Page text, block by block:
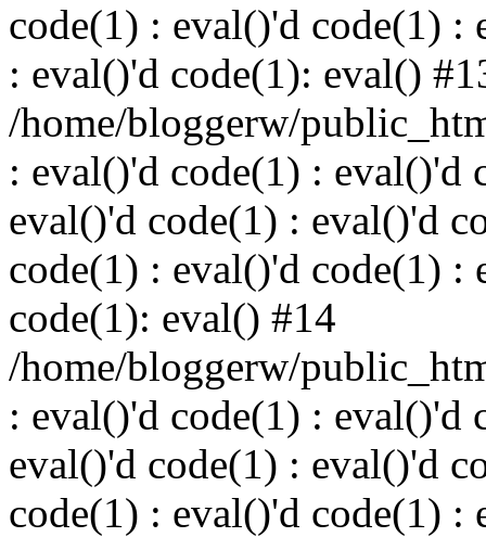
code(1) : eval()'d code(1) :
: eval()'d code(1): eval()
/home/bloggerw/
: eval()'d code(1) : eval()'d
eval()'d code(1) : eval()'d
code(1) : eval()'d code(1) :
code(1): eval() #14
/home/bloggerw/
: eval()'d code(1) : eval()'d
eval()'d code(1) : eval()'d
code(1) : eval()'d code(1) :